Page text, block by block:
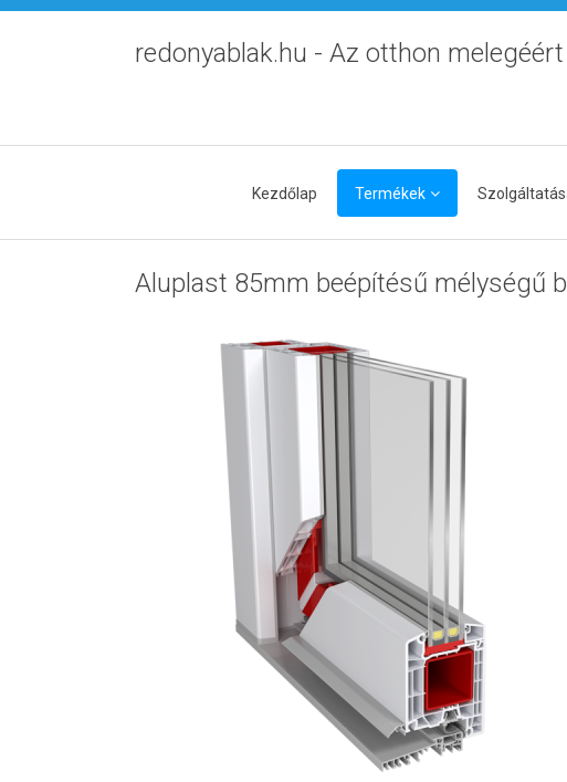
redonyablak.hu - Az otthon melegéért
Kezdőlap Termékek
Aluplast 85mm beépítésű mélységű